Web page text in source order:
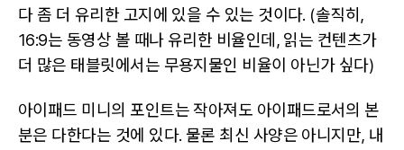
다 좀 더 유리한 고지에 있을 수 있는 것이다. (솔직히,
16:9는 동영상 볼 때나 유리한 비율인데, 읽는 컨텐츠가
더 많은 태블릿에서는 무용지물인 비율이 아닌가 싶다)
아이패드 미니의 포인트는 작아져도 아이패드로서의 본
분은 다한다는 것에 있다. 물론 최신 사양은 아니지만, 내